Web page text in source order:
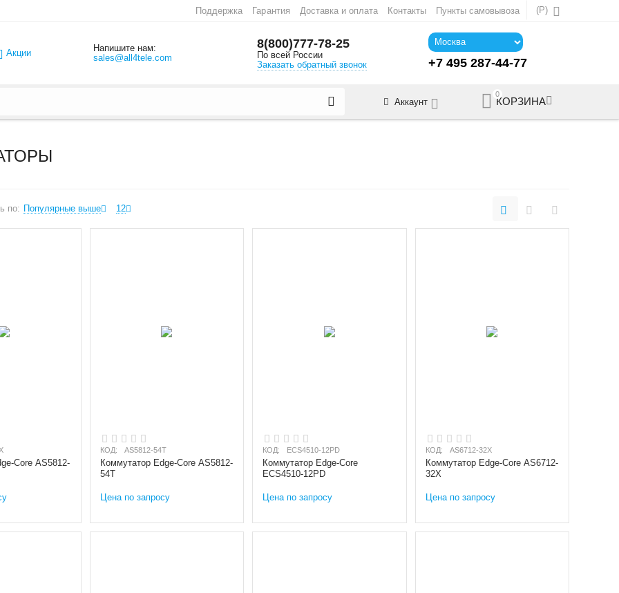
(Р)
Поддержка Гарантия Доставка и оплата Контакты Пункты самовывоза
Акции
Напишите нам:
sales@all4tele.com
8(800)777-78-25
По всей России
Заказать обратный звонок
+7 495 287-44-77
0
КОРЗИНА
Аккаунт
по: Популярные выше 12
Core AS5812-
КОД: AS5812-54T
Коммутатор Edge-Core AS5812-
54T
Цена по запросу
КОД: ECS4510-12PD
Коммутатор Edge-Core
ECS4510-12PD
Цена по запросу
КОД: AS6712-32X
Коммутатор Edge-Core AS6712-
32X
Цена по запросу